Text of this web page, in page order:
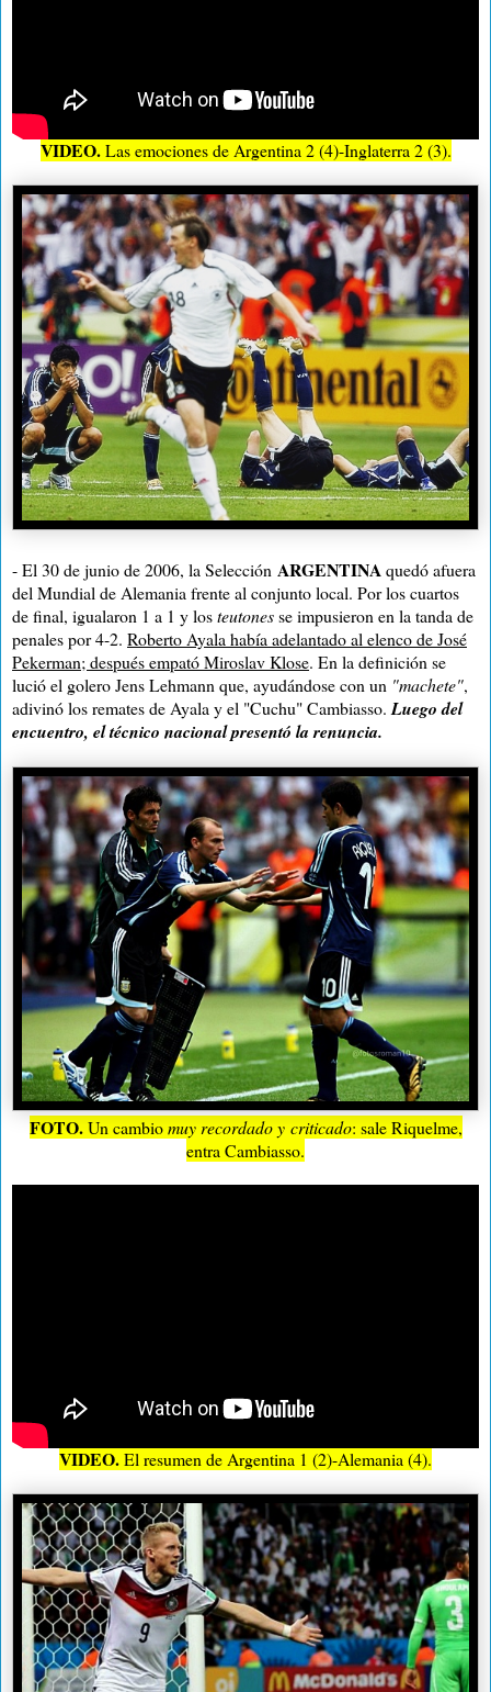
VIDEO.Las emociones de Argentina 2 (4)-Inglaterra 2 (3).
- El 30 de junio de 2006, la Selección ARGENTINA quedó afuera
del Mundial de Alemania frente al conjunto local. Por los cuartos
de final, igualaron 1 a 1 y losteutonesse impusieron en la tanda de
penales por 4-2. Roberto Ayala había adelantado al elenco de José
Pekerman; después empató Miroslav Klose. En la definición se
lució el golero Jens Lehmann que, ayudándose con un "machete",
adivinó los remates de Ayala y el "Cuchu" Cambiasso. Luego del
encuentro, el técnico nacional presentó la renuncia.
FOTO.Un cambiomuy recordado y criticado: sale Riquelme,
entra Cambiasso.
VIDEO.El resumen de Argentina 1 (2)-Alemania (4).